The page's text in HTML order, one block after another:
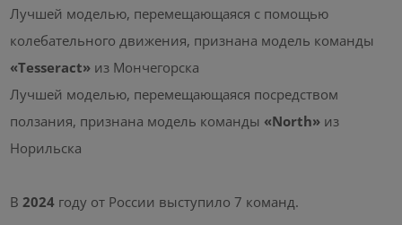
Лучшей моделью, перемещающаяся с помощью
колебательного движения, признана модель команды
«Tesseract» из Мончегорска
Лучшей моделью, перемещающаяся посредством
ползания, признана модель команды «North» из
Норильска
В2024 году от России выступило 7 команд.